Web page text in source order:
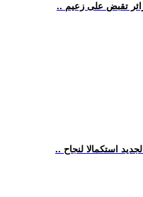
تقبض على زعيم
استكمالا لنجاح